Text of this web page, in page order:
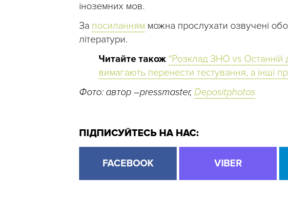
іноземних мов.
За посиланням можна прослухати озвучені
літератури.
Читайте також “Розклад ЗНО vs Останній
вимагають перенести тестування, а інші
Фото: автор –pressmaster, Depositphotos
ПІДПИСУЙТЕСЬ НА НАС:
FACEBOOK VIBER